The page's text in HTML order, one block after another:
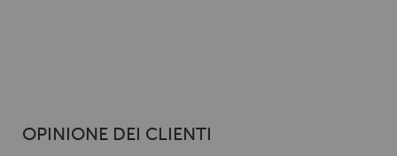
OPINIONE DEI CLIENTI